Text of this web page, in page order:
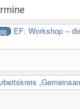
EF: Workshop –